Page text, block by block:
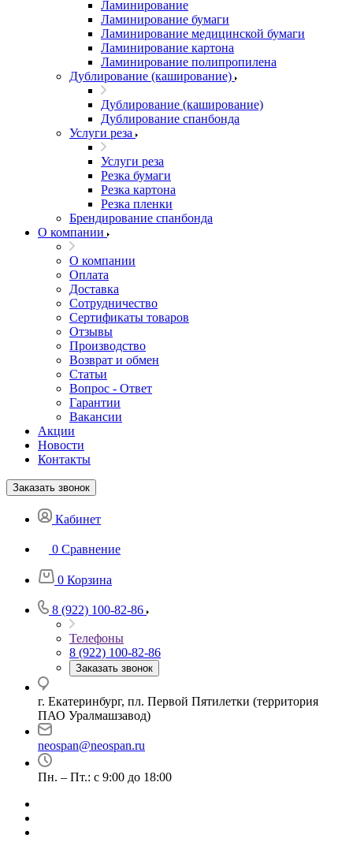
Ламинирование
Ламинирование бумаги
Ламинирование медицинской бумаги
Ламинирование картона
Ламинирование полипропилена
Дублирование (каширование)
Дублирование (каширование)
Дублирование спанбонда
Услуги реза
Услуги реза
Резка бумаги
Резка картона
Резка пленки
Брендирование спанбонда
О компании
О компании
Оплата
Доставка
Сотрудничество
Сертификаты товаров
Отзывы
Производство
Возврат и обмен
Статьи
Вопрос - Ответ
Гарантии
Вакансии
Акции
Новости
Контакты
Заказать звонок
Кабинет
0 Сравнение
0 Корзина
8 (922) 100-82-86
Телефоны
8 (922) 100-82-86
Заказать звонок
г. Екатеринбург, пл. Первой Пятилетки (территория
ПАО Уралмашзавод)
neospan@neospan.ru
Пн. – Пт.: с 9:00 до 18:00